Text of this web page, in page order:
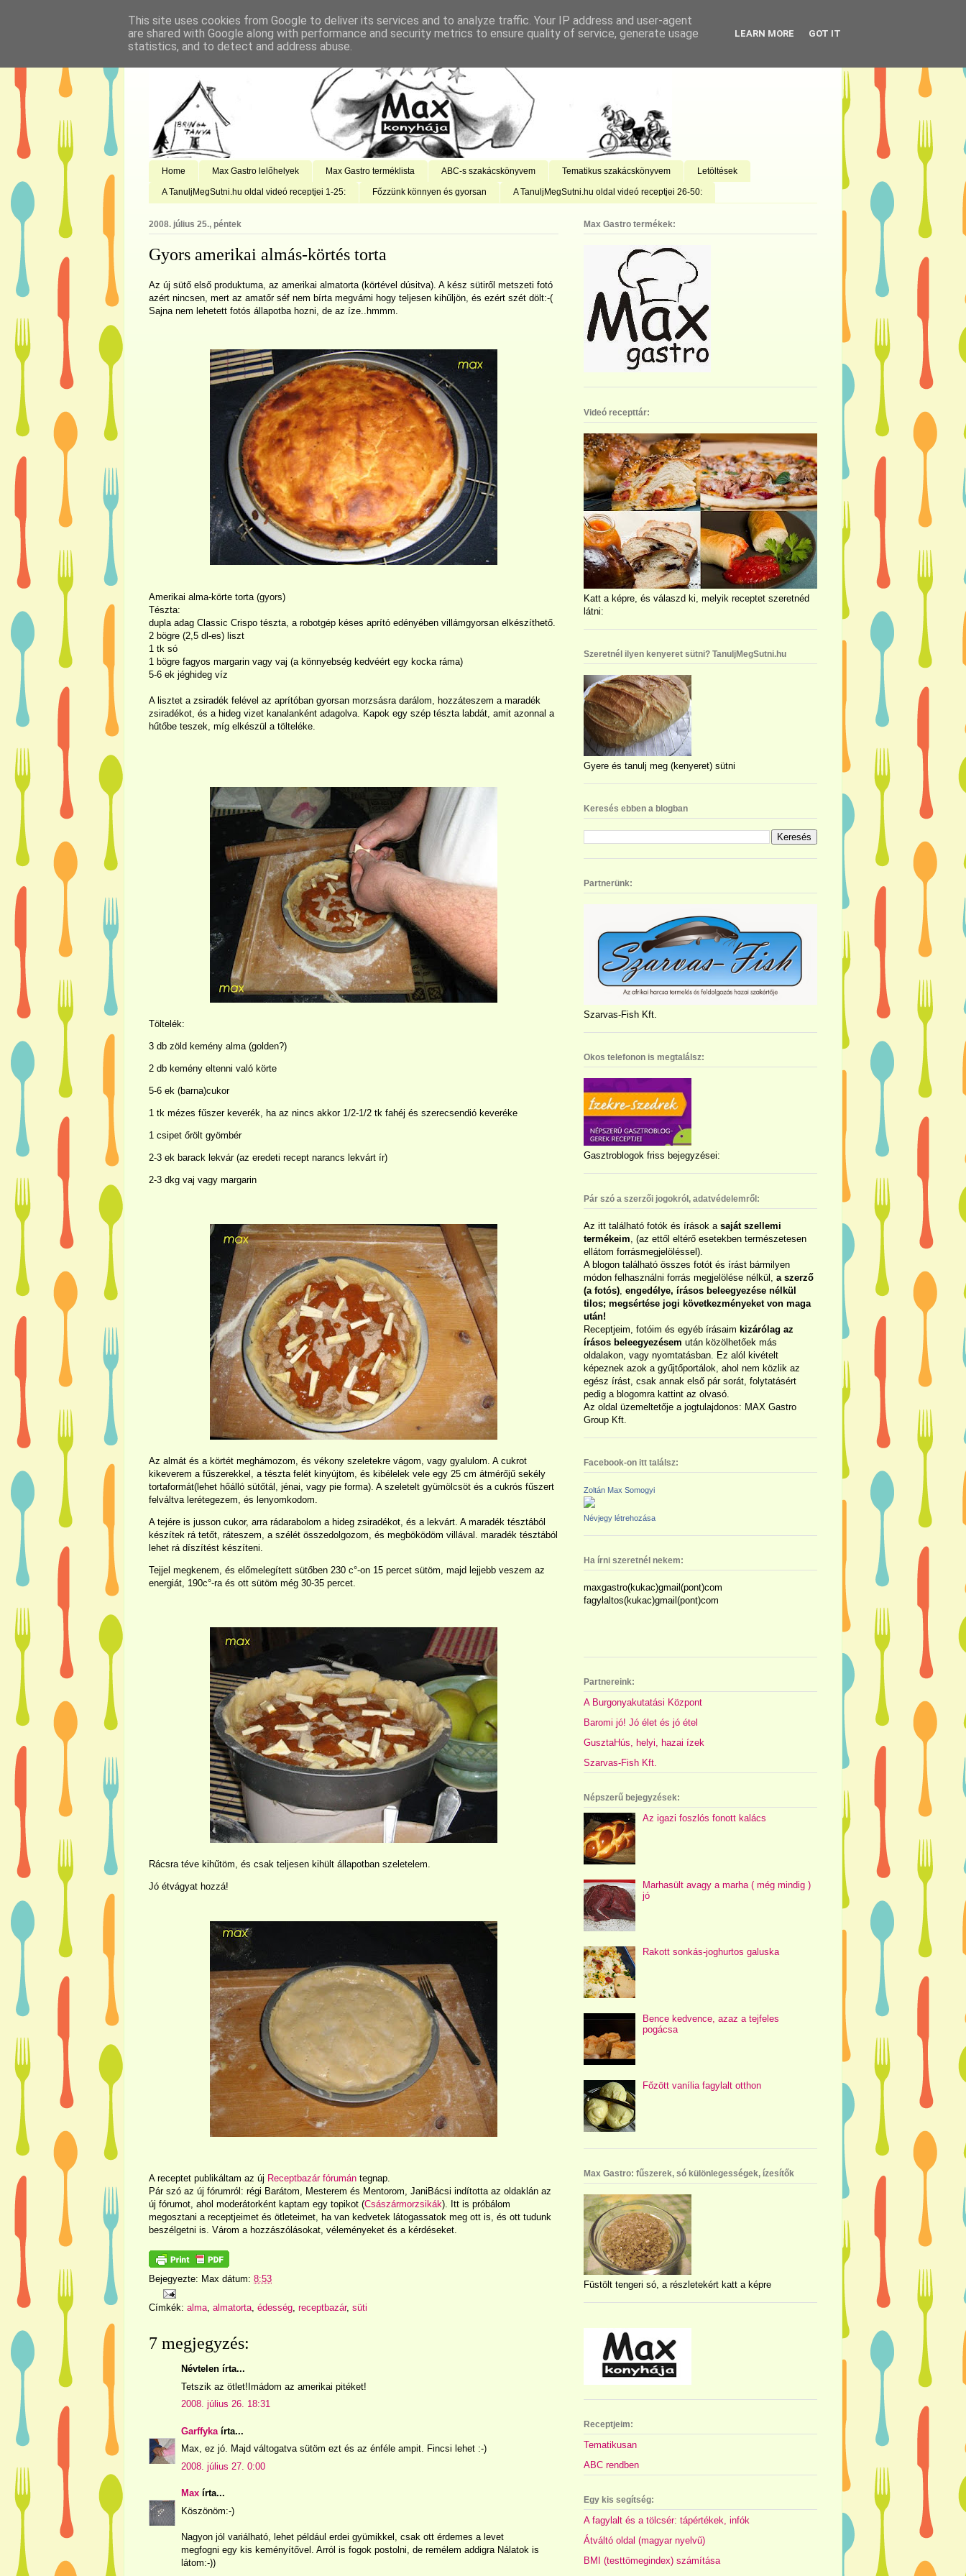
Home Max Gastro lelőhelyek Max Gastro terméklista ABC-s szakácskönyvem Tematikus szakácskönyvem Letöltések
A TanuljMegSutni.hu oldal videó receptjei 1-25: Főzzünk könnyen és gyorsan A TanuljMegSutni.hu oldal videó receptjei 26-50:
2008. július 25., péntek
Gyors amerikai almás-körtés torta
Az új sütő első produktuma, az amerikai almatorta (körtével dúsitva). A kész sütiről metszeti fotó
azért nincsen, mert az amatőr séf nem bírta megvárni hogy teljesen kihűljön, és ezért szét dölt:-(
Sajna nem lehetett fotós állapotba hozni, de az íze..hmmm.
Amerikai alma-körte torta (gyors)
Tészta:
dupla adag Classic Crispo tészta, a robotgép késes aprító edényében villámgyorsan elkészíthető.
2 bögre (2,5 dl-es) liszt
1 tk só
1 bögre fagyos margarin vagy vaj (a könnyebség kedvéért egy kocka ráma)
5-6 ek jéghideg víz
A lisztet a zsiradék felével az aprítóban gyorsan morzsásra darálom, hozzáteszem a maradék
zsiradékot, és a hideg vizet kanalanként adagolva. Kapok egy szép tészta labdát, amit azonnal a
hűtőbe teszek, míg elkészül a tölteléke.
Töltelék:
3 db zöld kemény alma (golden?)
2 db kemény eltenni való körte
5-6 ek (barna)cukor
1 tk mézes fűszer keverék, ha az nincs akkor 1/2-1/2 tk fahéj és szerecsendió keveréke
1 csipet őrölt gyömbér
2-3 ek barack lekvár (az eredeti recept narancs lekvárt ír)
2-3 dkg vaj vagy margarin
Az almát és a körtét meghámozom, és vékony szeletekre vágom, vagy gyalulom. A cukrot
kikeverem a fűszerekkel, a tészta felét kinyújtom, és kibélelek vele egy 25 cm átmérőjű sekély
tortaformát(lehet hőálló sütőtál, jénai, vagy pie forma). A szeletelt gyümölcsöt és a cukrós fűszert
felváltva lerétegezem, és lenyomkodom.
A tejére is jusson cukor, arra rádarabolom a hideg zsiradékot, és a lekvárt. A maradék tésztából
készítek rá tetőt, ráteszem, a szélét összedolgozom, és megböködöm villával. maradék tésztából
lehet rá díszítést készíteni.
Tejjel megkenem, és előmelegített sütőben 230 c°-on 15 percet sütöm, majd lejjebb veszem az
energiát, 190c°-ra és ott sütöm még 30-35 percet.
Rácsra téve kihűtöm, és csak teljesen kihült állapotban szeletelem.
Jó étvágyat hozzá!
A receptet publikáltam az új Receptbazár fórumán tegnap.
Pár szó az új fórumról: régi Barátom, Mesterem és Mentorom, JaniBácsi indította az oldaklán az
új fórumot, ahol moderátorként kaptam egy topikot (Császármorzsikák). Itt is próbálom
megosztani a receptjeimet és ötleteimet, ha van kedvetek látogassatok meg ott is, és ott tudunk
beszélgetni is. Várom a hozzászólásokat, véleményeket és a kérdéseket.
Bejegyezte: Max dátum: 8:53
Címkék: alma, almatorta, édesség, receptbazár, süti
7 megjegyzés:
Névtelen írta...
Tetszik az ötlet!Imádom az amerikai pitéket!
2008. július 26. 18:31
Garffyka írta...
Max, ez jó. Majd váltogatva sütöm ezt és az énféle ampit. Fincsi lehet :-)
2008. július 27. 0:00
Max írta...
Köszönöm:-)
Nagyon jól variálható, lehet például erdei gyümikkel, csak ott érdemes a levet
megfogni egy kis keményítővel. Arról is fogok postolni, de remélem addigra Nálatok is
látom:-))
Max Gastro termékek:
Videó recepttár:
Katt a képre, és válaszd ki, melyik receptet szeretnéd
látni:
Szeretnél ilyen kenyeret sütni? TanuljMegSutni.hu
Gyere és tanulj meg (kenyeret) sütni
Keresés ebben a blogban
Partnerünk:
Szarvas-Fish Kft.
Okos telefonon is megtalálsz:
Gasztroblogok friss bejegyzései:
Pár szó a szerzői jogokról, adatvédelemről:
Az itt található fotók és írások a saját szellemi
termékeim , (az ettől eltérő esetekben természetesen
ellátom forrásmegjelöléssel).
A blogon található összes fotót és írást bármilyen
módon felhasználni forrás megjelölése nélkül, a szerző
(a fotós) engedélye, írásos beleegyezése nélkül
tilos; megsértése jogi következményeket von maga
után!
Receptjeim, fotóim és egyéb írásaim kizárólag az
írásos beleegyezésem után közölhetőek más
oldalakon, vagy nyomtatásban. Ez alól kivételt
képeznek azok a gyűjtőportálok, ahol nem közlik az
egész írást, csak annak első pár sorát, folytatásért
pedig a blogomra kattint az olvasó.
Az oldal üzemeltetője a jogtulajdonos: MAX Gastro
Group Kft.
Facebook-on itt találsz:
Zoltán Max Somogyi
Névjegy létrehozása
Ha írni szeretnél nekem:
maxgastro(kukac)gmail(pont)com
fagylaltos(kukac)gmail(pont)com
Partnereink:
A Burgonyakutatási Központ
Baromi jó! Jó élet és jó étel
GusztaHús, helyi, hazai ízek
Szarvas-Fish Kft.
Népszerű bejegyzések:
Az igazi foszlós fonott kalács
Marhasült avagy a marha ( még mindig )
jó
Rakott sonkás-joghurtos galuska
Bence kedvence, azaz a tejfeles
pogácsa
Főzött vanília fagylalt otthon
Max Gastro: fűszerek, só különlegességek, ízesítők
Füstölt tengeri só, a részletekért katt a képre
Receptjeim:
Tematikusan
ABC rendben
Egy kis segítség:
A fagylalt és a tölcsér: tápértékek, infók
Átváltó oldal (magyar nyelvű)
BMI (testtömegindex) számítása
This site uses cookies from Google to deliver its services and to analyze traffic. Your IP address and user-agent
are shared with Google along with performance and security metrics to ensure quality of service, generate usage
statistics, and to detect and address abuse.
LEARN MORE GOT IT